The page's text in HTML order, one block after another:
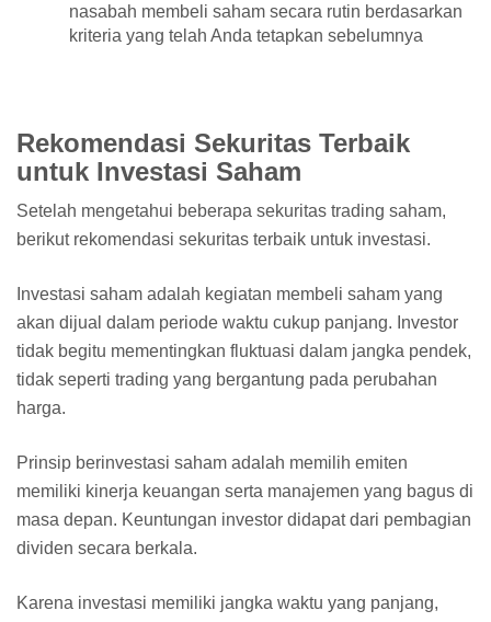
nasabah membeli saham secara rutin berdasarkan
kriteria yang telah Anda tetapkan sebelumnya
Rekomendasi Sekuritas Terbaik
untuk Investasi Saham
Setelah mengetahui beberapa sekuritas trading saham,
berikut rekomendasi sekuritas terbaik untuk investasi.
Investasi saham adalah kegiatan membeli saham yang
akan dijual dalam periode waktu cukup panjang. Investor
tidak begitu mementingkan fluktuasi dalam jangka pendek,
tidak seperti trading yang bergantung pada perubahan
harga.
Prinsip berinvestasi saham adalah memilih emiten
memiliki kinerja keuangan serta manajemen yang bagus di
masa depan. Keuntungan investor didapat dari pembagian
dividen secara berkala.
Karena investasi memiliki jangka waktu yang panjang,